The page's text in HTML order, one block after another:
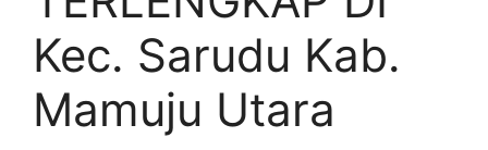
Kec. Sarudu Kab.
Mamuju Utara